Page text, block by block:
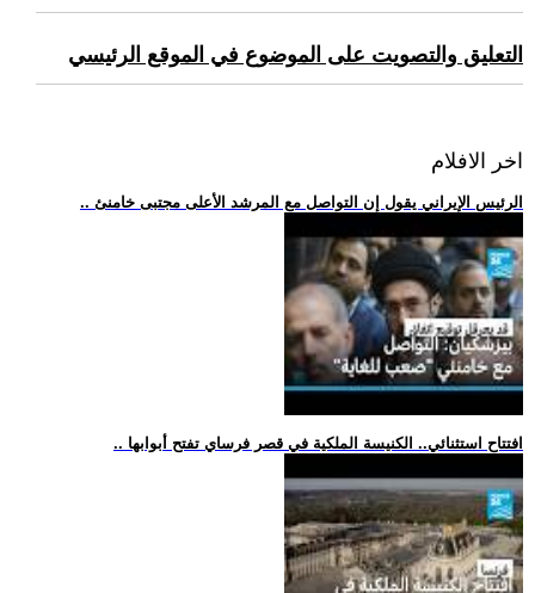
التعليق والتصويت على الموضوع في الموقع الرئيسي
اخر الافلام
.. الرئيس الإيراني يقول إن التواصل مع المرشد الأعلى مجتبى خامنئ
.. افتتاح استثنائي.. الكنيسة الملكية في قصر فرساي تفتح أبوابها